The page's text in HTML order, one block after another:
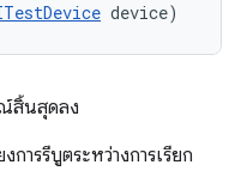
device)
สิ้นสุดลง
ารรีบูตระหว่างการเรียก